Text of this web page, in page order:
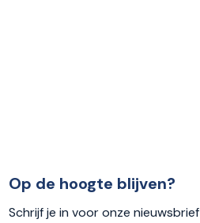
Op de hoogte blijven?
Schrijf je in voor onze nieuwsbrief